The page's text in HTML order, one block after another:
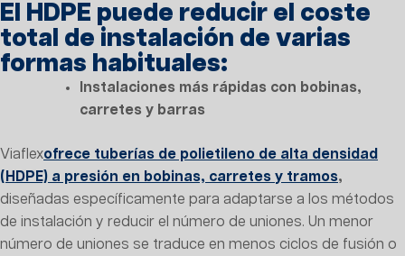
El HDPE puede reducir el coste
total de instalación de varias
formas habituales:
Instalaciones más rápidas con bobinas,
carretes y barras
Viaflexofrece tuberías de polietileno de alta densidad
(HDPE) a presión en bobinas, carretes y tramos,
diseñadas específicamente para adaptarse a los métodos
de instalación y reducir el número de uniones. Un menor
número de uniones se traduce en menos ciclos de fusión o